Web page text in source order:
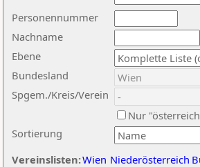
Nachname
Ebene
Sortierung
Personennummer
Bundesland
Spgem./Kreis/Verein
Nur
Vereinslisten:Wien Niederösterreich